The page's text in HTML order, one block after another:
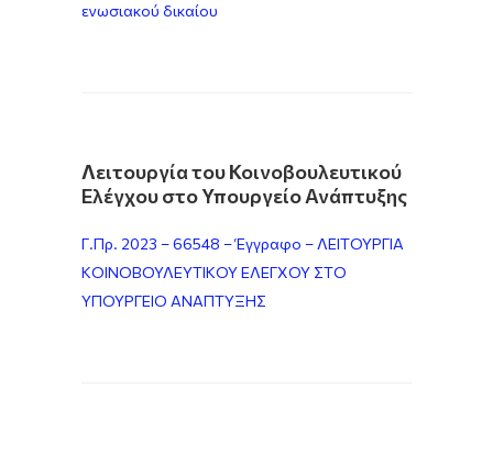
ενωσιακού δικαίου
Λειτουργία του Κοινοβουλευτικού
Ελέγχου στο Υπουργείο Ανάπτυξης
Γ.Πρ. 2023 – 66548 – Έγγραφο – ΛΕΙΤΟΥΡΓΙΑ
ΚΟΙΝΟΒΟΥΛΕΥΤΙΚΟΥ ΕΛΕΓΧΟΥ ΣΤΟ
ΥΠΟΥΡΓΕΙΟ ΑΝΑΠΤΥΞΗΣ